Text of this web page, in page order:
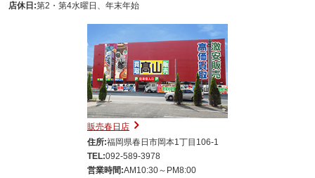
店休日:第2・第4水曜日、年末年始
販売春日店
住所:福岡県春日市岡本1丁目106-1
TEL:092-589-3978
営業時間:AM10:30～PM8:00